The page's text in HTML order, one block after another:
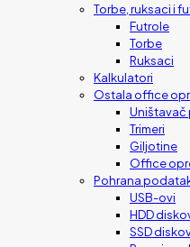
Torbe, ruksaci i
Futrole
Torbe
Ruksaci
Kalkulatori
Ostala office
Uništavač
Trimeri
Giljotine
Office
Pohrana
USB-ovi
HDD
SSD